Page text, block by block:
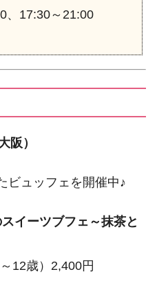
、17:30～21:00
阪）
ビュッフェを開催中♪
イーツブフェ～抹茶と
12歳）2,400円